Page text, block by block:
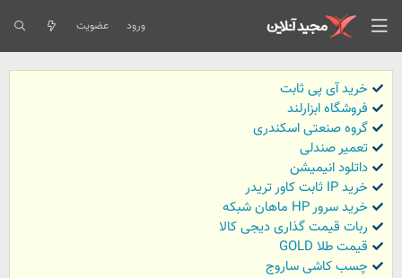
ورود عضویت
خرید آی پی ثابت
فروشگاه ابزارلند
گروه صنعتی اسکندری
تعمیر صندلی
داتلود انیمیشن
خرید IP ثابت کاور تریدر
خرید سرور HP ماهان شبکه
ربات قیمت گذاری دیجی کالا
قیمت طلا GOLD
چسب کاشی ساروج